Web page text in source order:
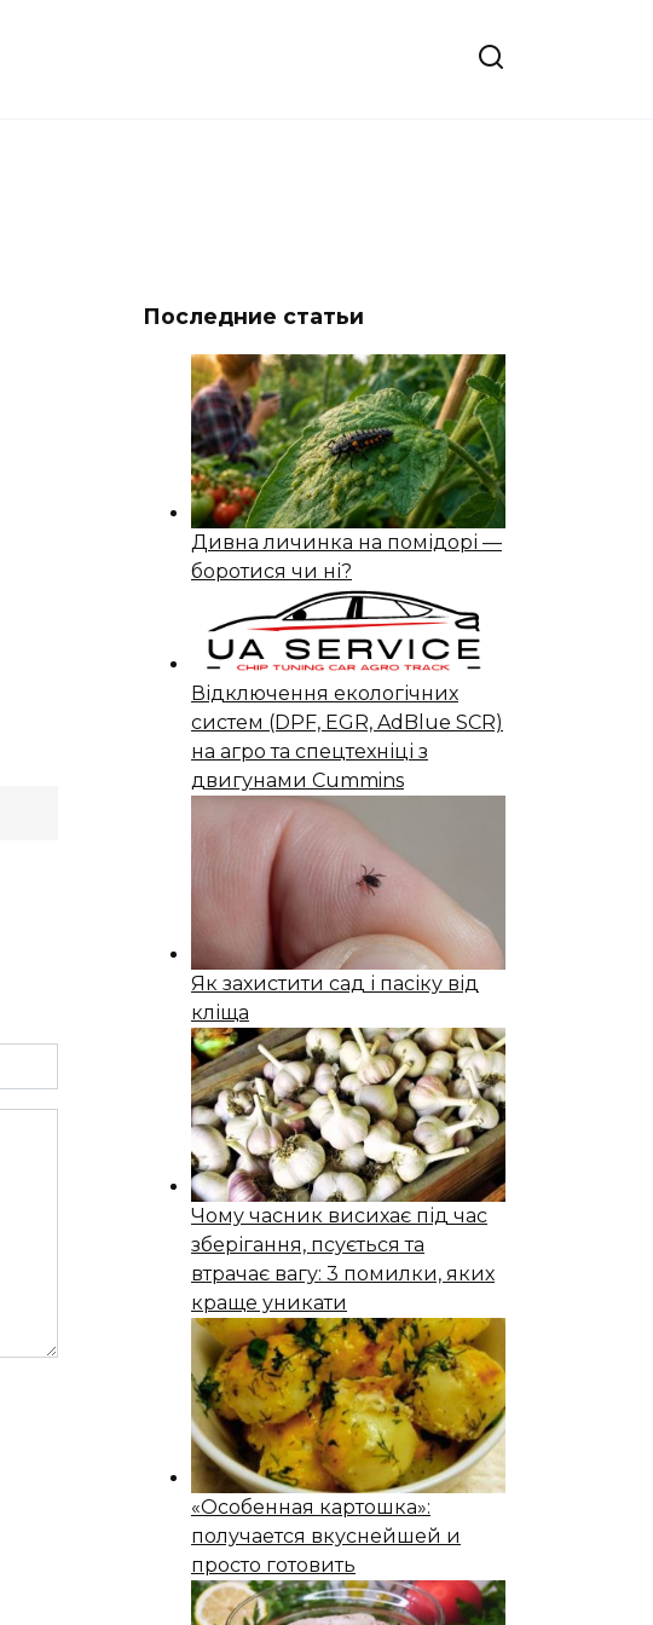
Последние статьи
Дивна личинка на помідорі —
боротися чи ні?
Відключення екологічних
систем (DPF, EGR, AdBlue SCR)
на агро та спецтехніці з
двигунами Cummins
Як захистити сад і пасіку від
кліща
Чому часник висихає під час
зберігання, псується та
втрачає вагу: 3 помилки, яких
краще уникати
«Особенная картошка»:
получается вкуснейшей и
просто готовить